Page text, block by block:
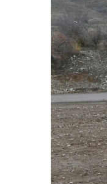
ARAŞDIRMA
MULTIMEDIA
FOTOQALEREYA
İNFOQRAFIKA
KARIKATURA
RADIO ARXIV
OXU ZALI
AZƏRBAYCAN
İSLAM VƏ DEMOKRATIYA
İZ - MƏDƏNIYYƏT
HAQQIMIZDA
MISSIYAMIZ
PEŞƏ ETIKASI VƏ
STANDARTLARIMIZ
MATERIALLARIMIZDAN
AZADLIQRADIOSU